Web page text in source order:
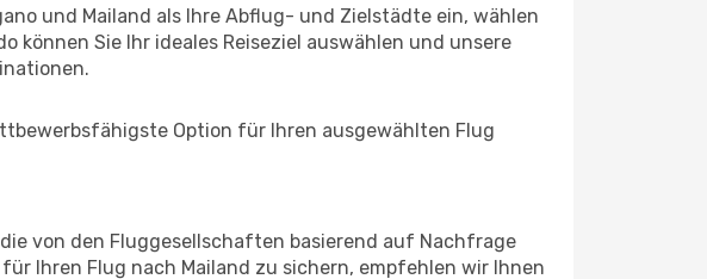
und Mailand als Ihre Abflug- und Zielstädte ein, wählen
können Sie Ihr ideales Reiseziel auswählen und unsere
Option für Ihren ausgewählten Flug
von den Fluggesellschaften basierend auf Nachfrage
Ihren Flug nach Mailand zu sichern, empfehlen wir Ihnen